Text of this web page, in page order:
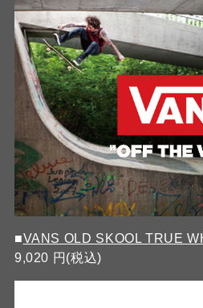
■VANS OLD SKOOL TRUE
9,020 円(税込)